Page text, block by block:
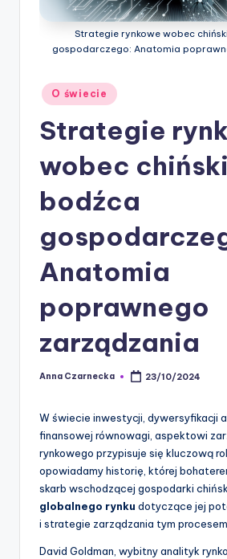
Strategie rynkowe wobec
gospodarczego: Anatomia
Posted
in
O świecie
Strategie
wobec
bodźca
Anatomia
poprawnego
zarządzania
Posted
Anna Czarnecka 23/10/2024
W świecie inwestycji, dywersyfikacji
finansowej równowagi, aspektowi
rynkowego przypisuje się kluczową
opowiadamy historię, której
skarb wschodzącej gospodarki
globalnego rynku dotyczące jej
i strategie zarządzania tym procesem.
David Goldman, wybitny analityk